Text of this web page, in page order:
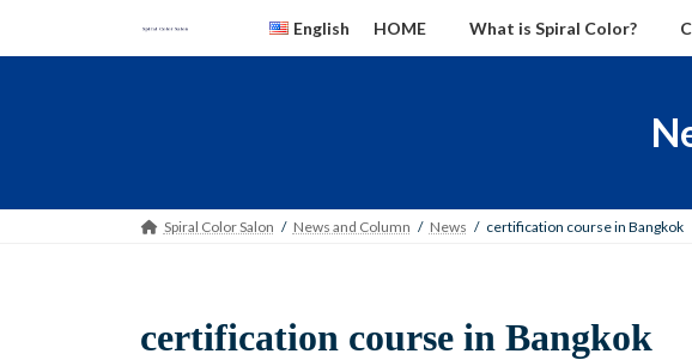
the
the
English HOME What is Spiral Color?
Spiral Color Salon News and Column News certification course in Bangkok
certification course in Bangkok